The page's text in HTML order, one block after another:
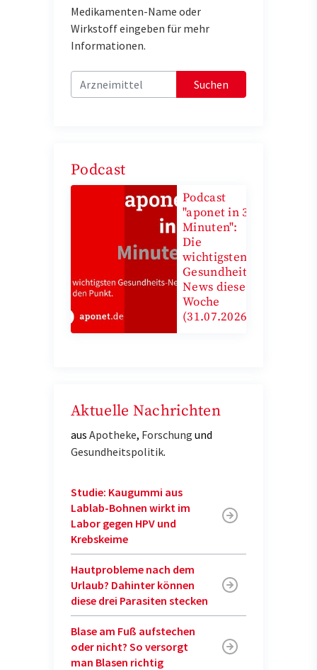
Medikamenten-Name oder
Wirkstoff eingeben für mehr
Informationen.
Suchen
Podcast
Podcast
"aponet in 3
Minuten":
Die
wichtigsten
Gesundheits-
News diese
Woche
(31.07.2026)
Aktuelle Nachrichten
aus Apotheke, Forschung und
Gesundheitspolitik.
Studie: Kaugummi aus
Lablab-Bohnen wirkt im
Labor gegen HPV und
Krebskeime
Hautprobleme nach dem
Urlaub? Dahinter können
diese drei Parasiten stecken
Blase am Fuß aufstechen
oder nicht? So versorgt
man Blasen richtig